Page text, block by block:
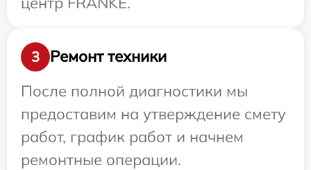
3
Ремонт техники
После полной диагностики мы
предоставим на утверждение смету
работ, график работ и начнем
ремонтные операции.